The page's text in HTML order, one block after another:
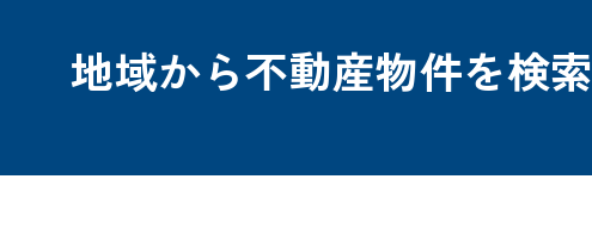
地域から不動産物件を検索